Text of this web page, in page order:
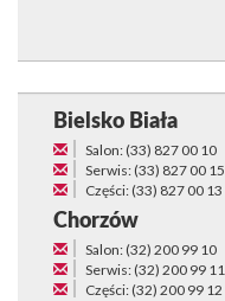
Bielsko Biała
Salon: (33) 827 00 10
Serwis: (33) 827 00 15
Części: (33) 827 00 13
Chorzów
Salon: (32) 200 99 10
Serwis: (32) 200 99 11
Części: (32) 200 99 12